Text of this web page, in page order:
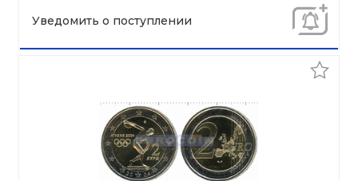
Уведомить о поступлении